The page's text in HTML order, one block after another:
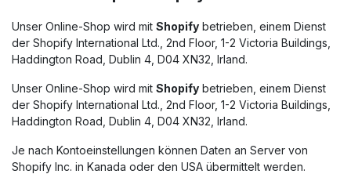
Unser Online-Shop wird mit Shopify betrieben, einem Dienst
der Shopify International Ltd., 2nd Floor, 1-2 Victoria Buildings,
Haddington Road, Dublin 4, D04 XN32, Irland.
Unser Online-Shop wird mit Shopify betrieben, einem Dienst
der Shopify International Ltd., 2nd Floor, 1-2 Victoria Buildings,
Haddington Road, Dublin 4, D04 XN32, Irland.
Je nach Kontoeinstellungen können Daten an Server von
Shopify Inc. in Kanada oder den USA übermittelt werden.